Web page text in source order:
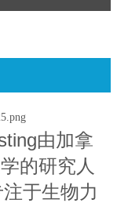
由加拿
的研究人
于生物力